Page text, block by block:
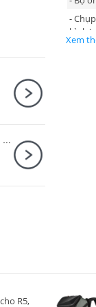
Fujifilm X-H2 Body + Fujifilm XF 23mm F1.4 R LM WR
-
hình/
Xem
R5,